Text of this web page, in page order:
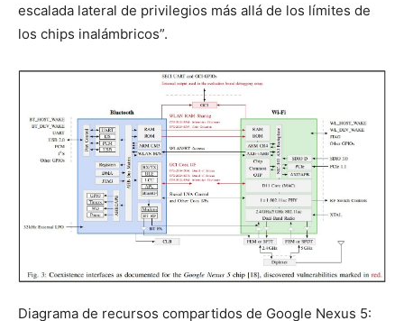
escalada lateral de privilegios más allá de los límites de
los chips inalámbricos”.
Diagrama de recursos compartidos de Google Nexus 5: